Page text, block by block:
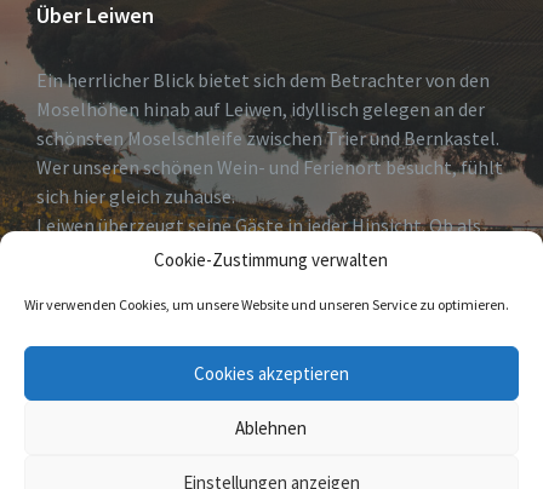
Cookie-Zustimmung verwalten
Wir verwenden Cookies, um unsere Website und unseren Service zu optimieren.
Cookies akzeptieren
Ablehnen
Einstellungen anzeigen
Über Leiwen
Ein herrlicher Blick bietet sich dem Betrachter von den
Moselhöhen hinab auf Leiwen, idyllisch gelegen an der
schönsten Moselschleife zwischen Trier und Bernkastel.
Wer unseren schönen Wein- und Ferienort besucht, fühlt
sich hier gleich zuhause.
Leiwen überzeugt seine Gäste in jeder Hinsicht. Ob als
erholsames Urlaubsdomizil, Geheimtip für Weinkenner
werden wollen oder Eldorado für Freizeitsportler.
Wir heißen Sie herzlich Willkommen!